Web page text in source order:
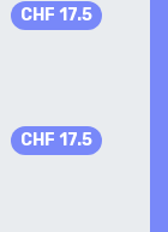
CHF 17.5
CHF 17.5